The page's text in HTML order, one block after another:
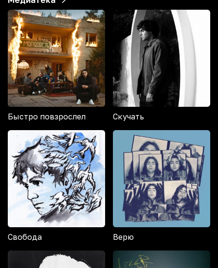
Быстро повзрослел Скучать
Свобода Верю